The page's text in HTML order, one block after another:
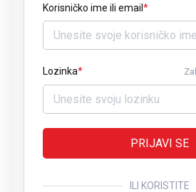
Korisničko ime ili email
Lozinka
PRIJAVI SE
ILI KORISTITE